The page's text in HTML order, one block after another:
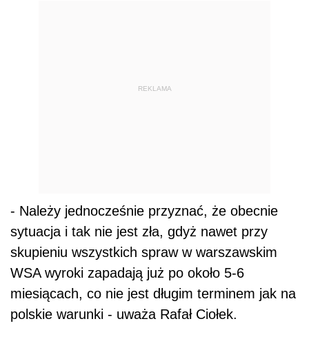
REKLAMA
- Należy jednocześnie przyznać, że obecnie
sytuacja i tak nie jest zła, gdyż nawet przy
skupieniu wszystkich spraw w warszawskim
WSA wyroki zapadają już po około 5-6
miesiącach, co nie jest długim terminem jak na
polskie warunki - uważa Rafał Ciołek.